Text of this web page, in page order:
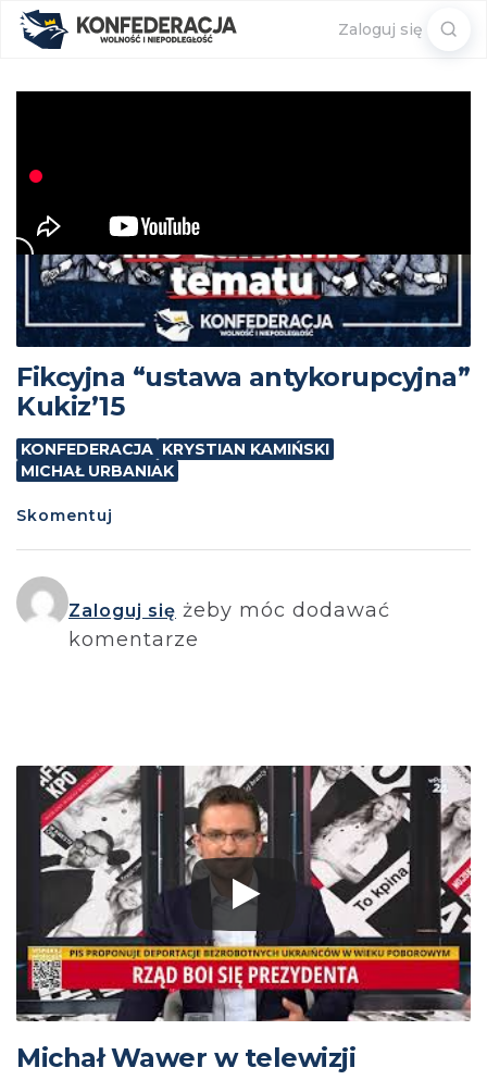
Zaloguj się
Fikcyjna “ustawa antykorupcyjna”
Kukiz’15
KONFEDERACJA KRYSTIAN KAMIŃSKI
MICHAŁ URBANIAK
Skomentuj
Zaloguj się żeby móc dodawać
komentarze
Michał Wawer w telewizji